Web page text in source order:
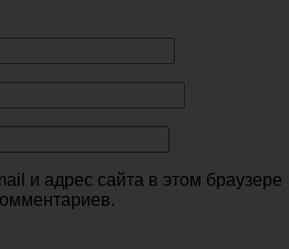
и адрес сайта в этом браузере